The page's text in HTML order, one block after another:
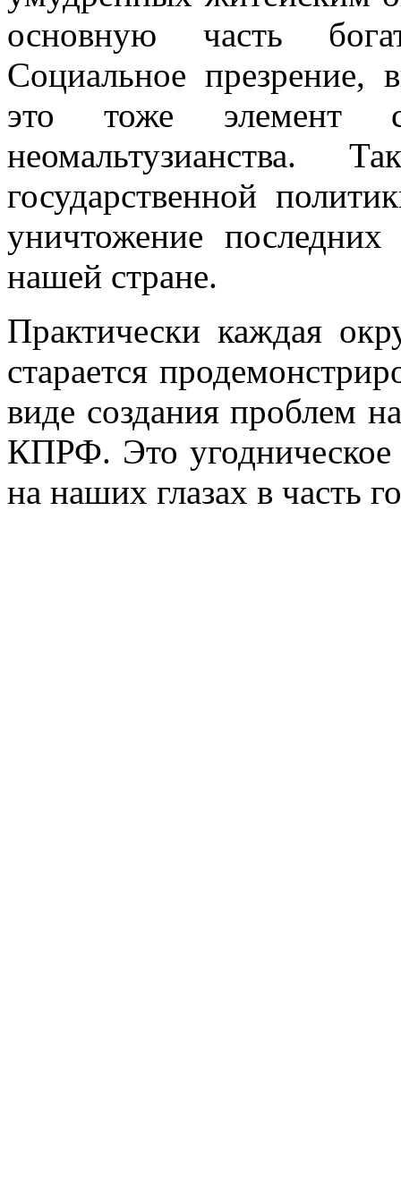
основную часть
Социальное презрение,
это тоже элемент
неомальтузианства.
государственной
уничтожение
нашей стране.
Практически каждая
старается
виде создания проблем
КПРФ. Это угодническое
на наших глазах в часть